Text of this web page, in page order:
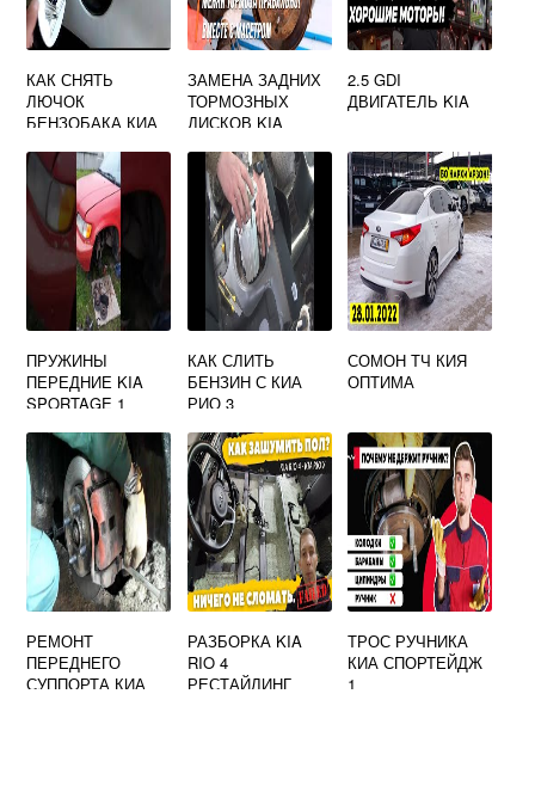
КАК СНЯТЬ
ЛЮЧОК
БЕНЗОБАКА КИА
ЗАМЕНА ЗАДНИХ
ТОРМОЗНЫХ
ДИСКОВ KIA
2.5 GDI
ДВИГАТЕЛЬ KIA
ПРУЖИНЫ
ПЕРЕДНИЕ KIA
SPORTAGE 1
КАК СЛИТЬ
БЕНЗИН С КИА
РИО 3
СОМОН ТЧ КИЯ
ОПТИМА
РЕМОНТ
ПЕРЕДНЕГО
СУППОРТА КИА
РАЗБОРКА KIA
RIO 4
РЕСТАЙЛИНГ
ТРОС РУЧНИКА
КИА СПОРТЕЙДЖ
1